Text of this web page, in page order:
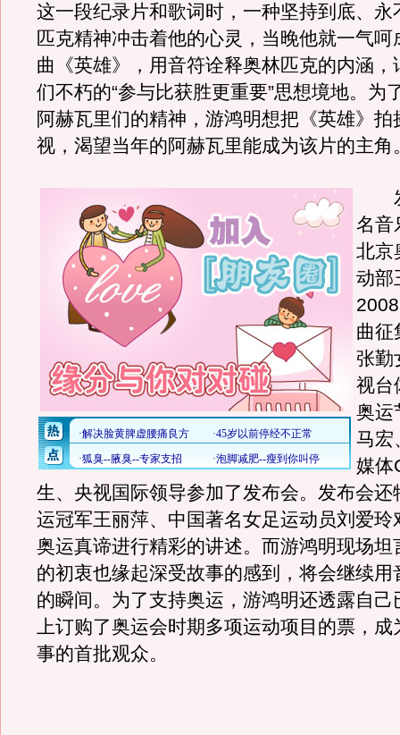
这一段纪录片和歌词时，一种坚持到底、永
匹克精神冲击着他的心灵，当晚他就一气呵
曲《英雄》，用音符诠释奥林匹克的内涵，
们不朽的“参与比获胜更重要”思想境地。为
阿赫瓦里们的精神，游鸿明想把《英雄》拍
视，渴望当年的阿赫瓦里能成为该片的主角
发
名音
北京
动部
曲征
张勤
视台
奥运
马宏
媒体
生、央视国际领导参加了发布会。发布会还
运冠军王丽萍、中国著名女足运动员刘爱玲
奥运真谛进行精彩的讲述。而游鸿明现场坦
的初衷也缘起深受故事的感到，将会继续用
的瞬间。为了支持奥运，游鸿明还透露自己
上订购了奥运会时期多项运动项目的票，成
事的首批观众。